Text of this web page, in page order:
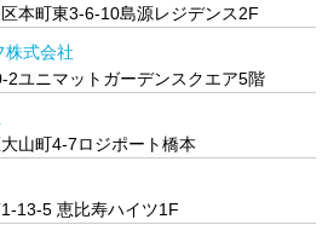
本町東3-6-10島源レジデンス2F
株式会社
2ユニマットガーデンスクエア5階
山町4-7ロジポート橋本
13-5 恵比寿ハイツ1F